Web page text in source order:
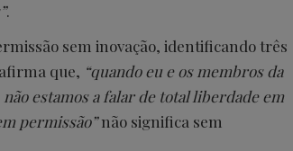
.
sem inovação, identificando três
que, “quando eu e os membros da
estamos a falar de total liberdade em
permissão”não significa sem